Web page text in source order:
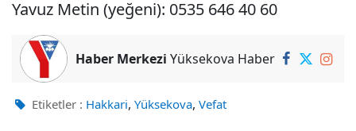
Yavuz Metin (yeğeni): 0535 646 40 60
Haber Merkezi Yüksekova Haber
Etiketler : Hakkari, Yüksekova, Vefat